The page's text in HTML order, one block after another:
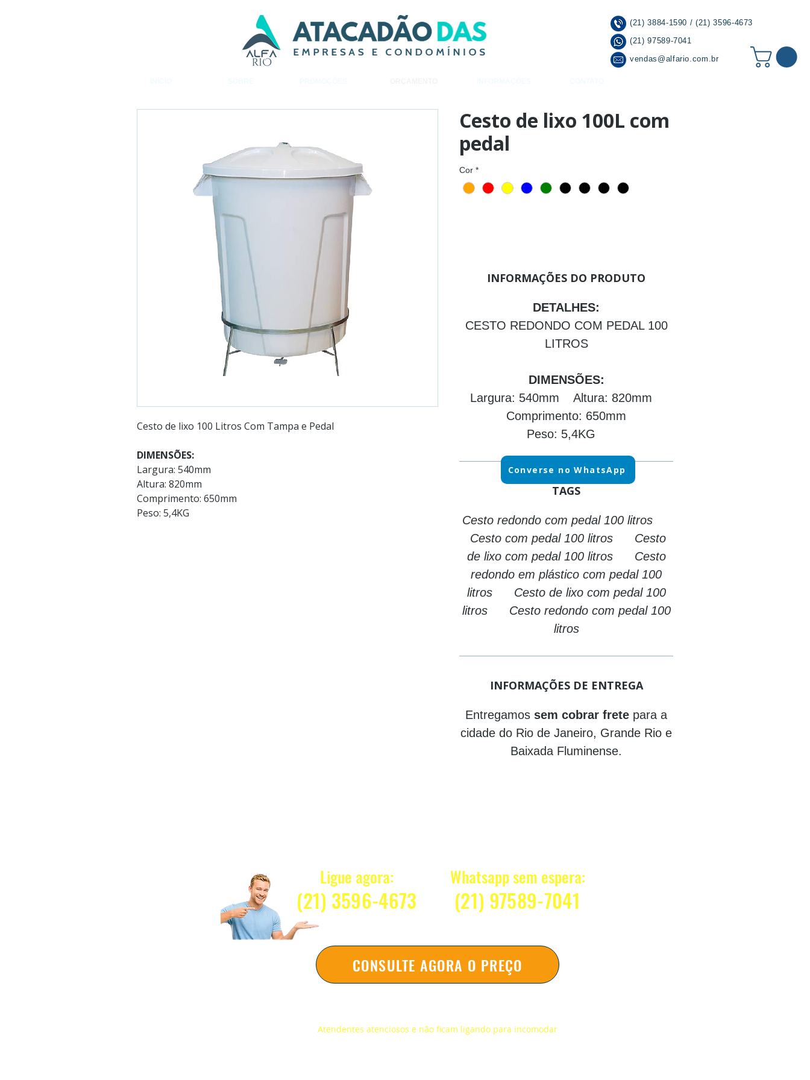
(21) 3884-1590 / (21) 3596-4673
(21) 97589-7041
vendas@alfario.com.br
Cesto de lixo 100 Litros Com Tampa e Pedal
DIMENSÕES:
Largura: 540mm
Altura: 820mm
Comprimento: 650mm
Peso: 5,4KG
Cesto de lixo 100L com
pedal
Cor *
INFORMAÇÕES DO PRODUTO
DETALHES:
CESTO REDONDO COM PEDAL 100
LITROS
DIMENSÕES:
Largura: 540mm Altura: 820mm
Comprimento: 650mm
Peso: 5,4KG
TAGS
Cesto redondo com pedal 100 litros
Cesto com pedal 100 litros Cesto
de lixo com pedal 100 litros Cesto
redondo em plástico com pedal 100
litros Cesto de lixo com pedal 100
litros Cesto redondo com pedal 100
litros
INFORMAÇÕES DE ENTREGA
Entregamos sem cobrar frete para a
cidade do Rio de Janeiro, Grande Rio e
Baixada Fluminense.
Converse no WhatsApp
Ligue agora:
(21) 3596-4673
Whatsapp sem espera:
(21) 97589-7041
CONSULTE AGORA O PREÇO
Atendentes atenciosos e não ficam ligando para incomodar